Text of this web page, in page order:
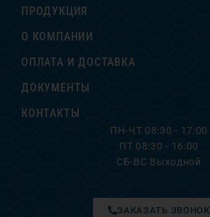
ПРОДУКЦИЯ
О КОМПАНИИ
ОПЛАТА И ДОСТАВКА
ДОКУМЕНТЫ
КОНТАКТЫ
ПН-ЧТ 08:30 - 17:00
ПТ 08:30 - 16:00
СБ-ВС Выходной
ЗАКАЗАТЬ ЗВОНОК